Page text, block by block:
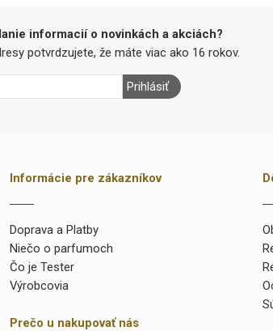
informacií o novinkách a akciách?
potvrdzujete, že máte viac ako 16 rokov.
Prihlásiť
Informácie pre zákazníkov
Doprava a Platby
Niečo o parfumoch
Čo je Tester
Výrobcovia
Prečo u nakupovať nás